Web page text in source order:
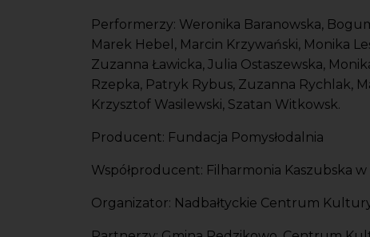
Performerzy: Weronika Baranowska,
Marek Hebel, Marcin Krzywański, Monika
Zuzanna Ławicka, Julia Ostaszewska,
Rzepka, Patryk Rybus, Zuzanna Rychlak,
Krzysztof Wasilewski, Szatan Witkowsk.
Producent: Fundacja Pomysłodalnia
Współproducent: Filharmonia Kaszubska
Organizator: Nadbałtyckie Centrum